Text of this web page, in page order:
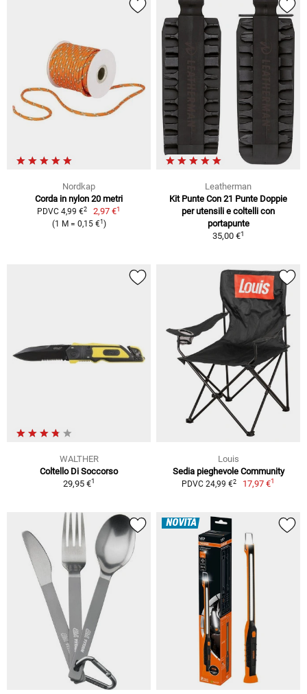
Nordkap
Corda in nylon 20 metri
PDVC 4,99 €2 2,97 €1
(1 M = 0,15 €1 )
Leatherman
Kit Punte Con 21 Punte Doppie
per utensili e coltelli con
portapunte
35,00 €1
WALTHER
Coltello Di Soccorso
29,95 €1
Louis
Sedia pieghevole Community
PDVC 24,99 €2 17,97 €1
NOVITÀ